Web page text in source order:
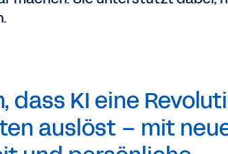
dass KI eine
auslöst – mit